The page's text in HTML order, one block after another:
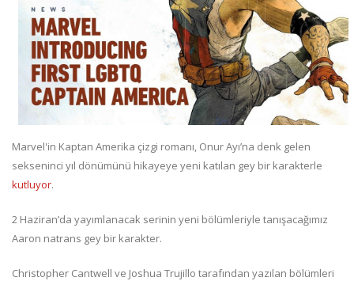
Marvel'in Kaptan Amerika çizgi romanı, Onur Ayı’na denk gelen
sekseninci yıl dönümünü hikayeye yeni katılan gey bir karakterle
kutluyor.
2 Haziran’da yayımlanacak serinin yeni bölümleriyle tanışacağımız
Aaron natrans gey bir karakter.
Christopher Cantwell ve Joshua Trujillo tarafından yazılan bölümleri